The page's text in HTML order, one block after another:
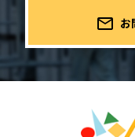
mail_outline お